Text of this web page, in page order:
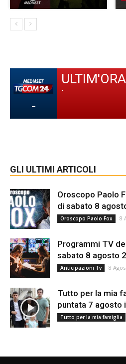
-
ULTIM'ORA
-
GLI ULTIMI ARTICOLI
Oroscopo Paolo
di sabato 8
Oroscopo Paolo Fox 8
Programmi TV
sabato 8 agosto
Anticipazioni Tv 8
Tutto per la mia
puntata 7 agosto
Tutto per la mia famiglia